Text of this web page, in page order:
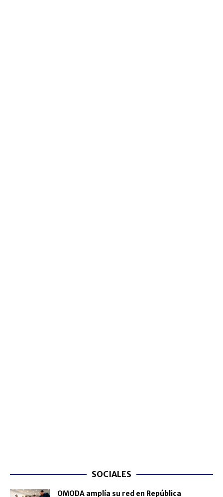
SOCIALES
OMODA amplía su red en República